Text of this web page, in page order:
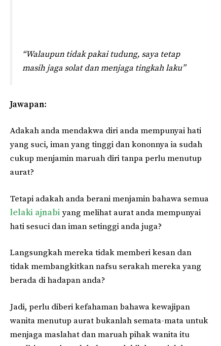
“Walaupun tidak pakai tudung, saya tetap
masih jaga solat dan menjaga tingkah laku”
Jawapan:
Adakah anda mendakwa diri anda mempunyai hati
yang suci, iman yang tinggi dan kononnya ia sudah
cukup menjamin maruah diri tanpa perlu menutup
aurat?
Tetapi adakah anda berani menjamin bahawa semua
lelaki ajnabiyang melihat aurat anda mempunyai
hati sesuci dan iman setinggi anda juga?
Langsungkah mereka tidak memberi kesan dan
tidak membangkitkan nafsu serakah mereka yang
berada di hadapan anda?
Jadi, perlu diberi kefahaman bahawa kewajipan
wanita menutup aurat bukanlah semata-mata untuk
menjaga maslahat dan maruah pihak wanita itu